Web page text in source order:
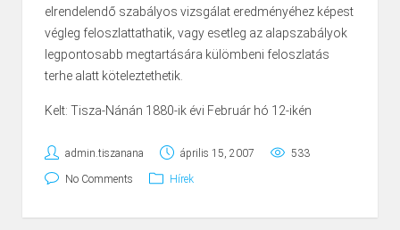
elrendelendő szabályos vizsgálat eredményéhez képest
végleg feloszlattathatik, vagy esetleg az alapszabályok
legpontosabb megtartására külömbeni feloszlatás
terhe alatt köteleztethetik.
Kelt: Tisza-Nánán 1880-ik évi Február hó 12-ikén
admin.tiszanana április 15, 2007 533
No Comments Hírek